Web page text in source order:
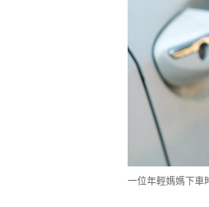
一位年輕媽媽下車